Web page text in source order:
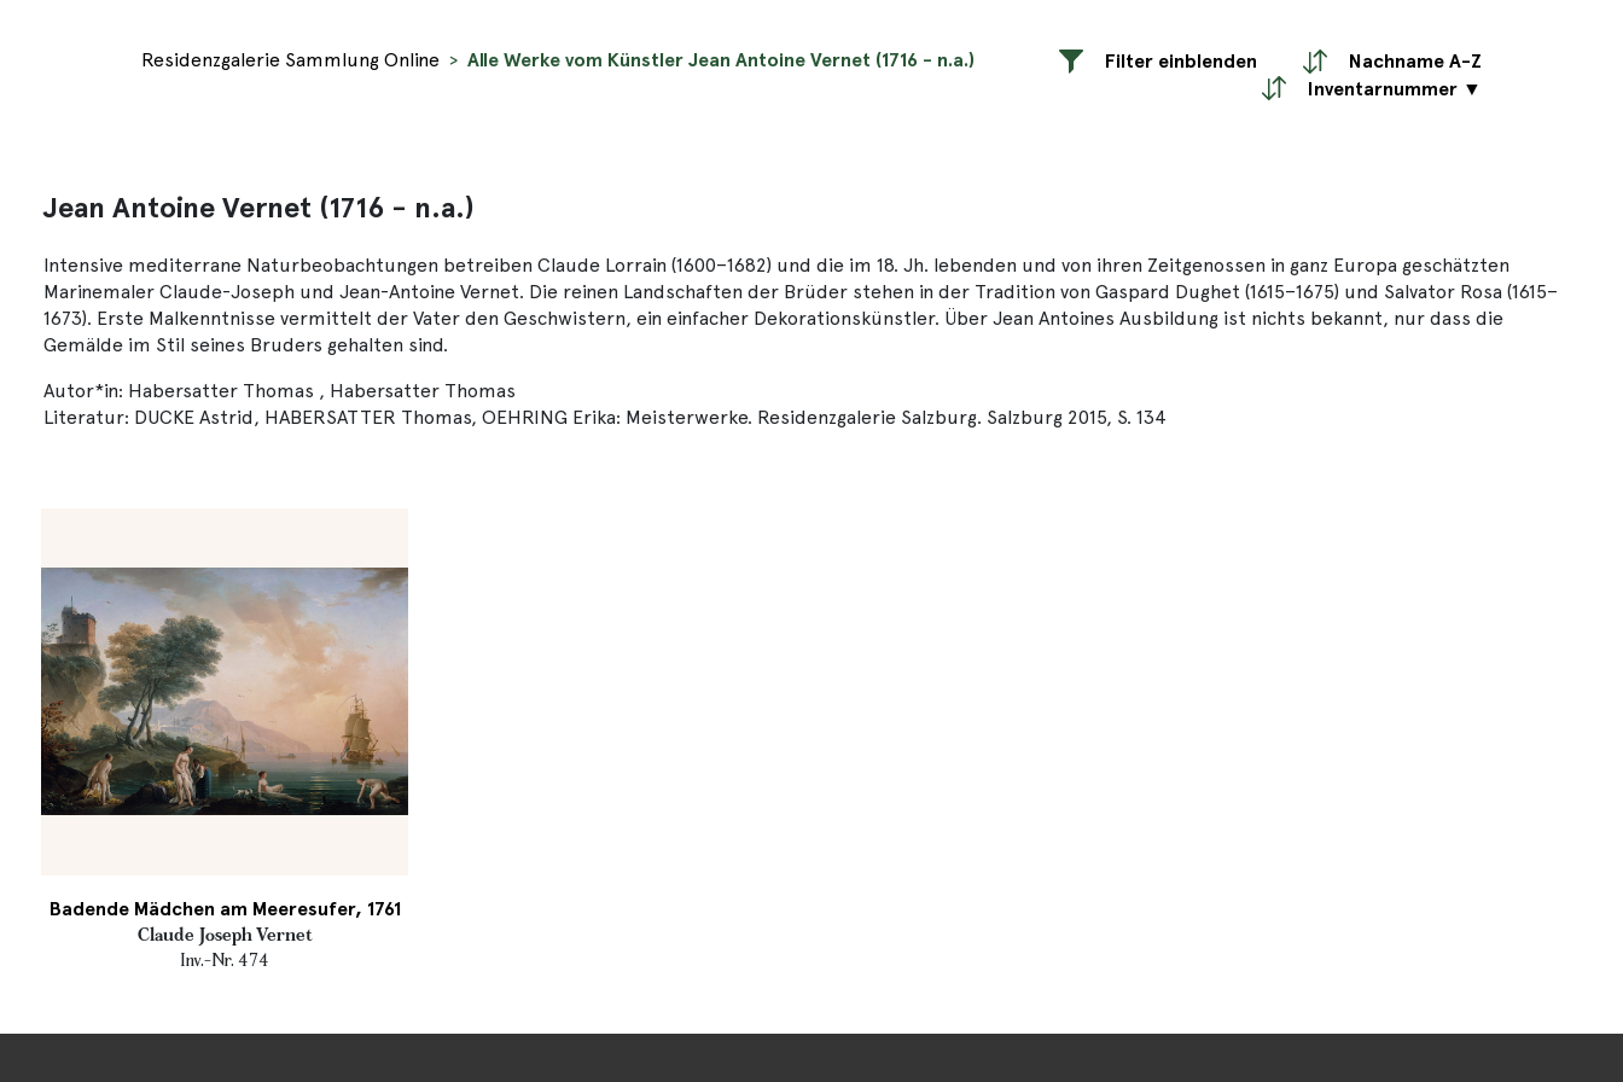
Residenzgalerie Sammlung Online Alle Werke vom Künstler Jean Antoine Vernet (1716 - n.a.) Filter einblenden
Nachname A-Z
Inventarnummer ▼
Jean Antoine Vernet (1716 - n.a.)
Intensive mediterrane Naturbeobachtungen betreiben Claude Lorrain (1600–1682) und die im 18. Jh. lebenden und von ihren Zeitgenossen in ganz Europa geschätzten
Marinemaler Claude-Joseph und Jean-Antoine Vernet. Die reinen Landschaften der Brüder stehen in der Tradition von Gaspard Dughet (1615–1675) und Salvator Rosa (1615–
1673). Erste Malkenntnisse vermittelt der Vater den Geschwistern, ein einfacher Dekorationskünstler. Über Jean Antoines Ausbildung ist nichts bekannt, nur dass die
Gemälde im Stil seines Bruders gehalten sind.
Autor*in: Habersatter Thomas , Habersatter Thomas
Literatur: DUCKE Astrid, HABERSATTER Thomas, OEHRING Erika: Meisterwerke. Residenzgalerie Salzburg. Salzburg 2015, S. 134
Badende Mädchen am Meeresufer, 1761
Claude Joseph Vernet
Inv.-Nr. 474